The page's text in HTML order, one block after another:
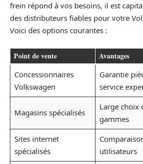
frein répond à vos besoins, il est
des distributeurs fiables pour votre
Voici des options courantes :
Point de vente Avantages
Concessionnaires
Volkswagen
Garantie
service
Magasins spécialisés
Large choix
gammes
Sites internet
spécialisés
utilisateurs